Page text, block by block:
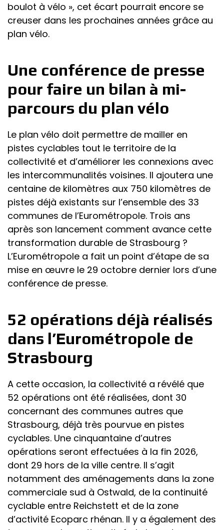
boulot à vélo », cet écart pourrait encore se
creuser dans les prochaines années grâce au
plan vélo.
Une conférence de presse
pour faire un bilan à mi-
parcours du plan vélo
Le plan vélo doit permettre de mailler en
pistes cyclables tout le territoire de la
collectivité et d’améliorer les connexions avec
les intercommunalités voisines. Il ajoutera une
centaine de kilomètres aux 750 kilomètres de
pistes déjà existants sur l’ensemble des 33
communes de l’Eurométropole. Trois ans
après son lancement comment avance cette
transformation durable de Strasbourg ?
L’Eurométropole a fait un point d’étape de sa
mise en œuvre le 29 octobre dernier lors d’une
conférence de presse.
52 opérations déjà réalisés
dans l’Eurométropole de
Strasbourg
A cette occasion, la collectivité a révélé que
52 opérations ont été réalisées, dont 30
concernant des communes autres que
Strasbourg, déjà très pourvue en pistes
cyclables. Une cinquantaine d’autres
opérations seront effectuées à la fin 2026,
dont 29 hors de la ville centre. Il s’agit
notamment des aménagements dans la zone
commerciale sud à Ostwald, de la continuité
cyclable entre Reichstett et de la zone
d’activité Ecoparc rhénan. Il y a également des